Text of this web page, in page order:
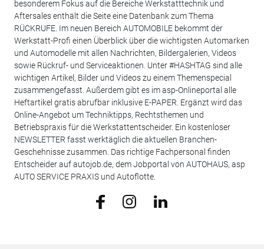
besonderem Fokus auf die Bereiche Werkstatttechnik und
Aftersales enthält die Seite eine Datenbank zum Thema
RÜCKRUFE. Im neuen Bereich AUTOMOBILE bekommt der
Werkstatt-Profi einen Überblick über die wichtigsten Automarken
und Automodelle mit allen Nachrichten, Bildergalerien, Videos
sowie Rückruf- und Serviceaktionen. Unter #HASHTAG sind alle
wichtigen Artikel, Bilder und Videos zu einem Themenspecial
zusammengefasst. Außerdem gibt es im asp-Onlineportal alle
Heftartikel gratis abrufbar inklusive E-PAPER. Ergänzt wird das
Online-Angebot um Techniktipps, Rechtsthemen und
Betriebspraxis für die Werkstattentscheider. Ein kostenloser
NEWSLETTER fasst werktäglich die aktuellen Branchen-
Geschehnisse zusammen. Das richtige Fachpersonal finden
Entscheider auf autojob.de, dem Jobportal von AUTOHAUS, asp
AUTO SERVICE PRAXIS und Autoflotte.